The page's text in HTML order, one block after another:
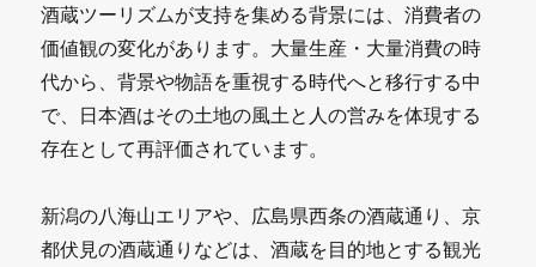
蔵
ツ
ー
リ
ズ
ム
酒蔵ツーリズムが支持を集める背景には、消費者の
価値観の変化があります。大量生産・大量消費の時
代から、背景や物語を重視する時代へと移行する中
で、日本酒はその土地の風土と人の営みを体現する
存在として再評価されています。
新潟の八海山エリアや、広島県西条の酒蔵通り、京
都伏見の酒蔵通りなどは、酒蔵を目的地とする観光